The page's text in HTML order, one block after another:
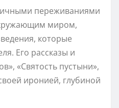
переживаниями
миром,
которые
Его рассказы и
«Святость пустыни»,
иронией, глубиной